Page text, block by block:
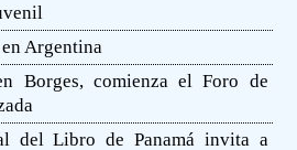
Argentina
Borges, comienza el Foro de
del Libro de Panamá invita a